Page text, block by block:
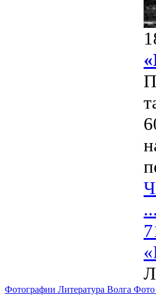
...
Фотографии Литература Волга